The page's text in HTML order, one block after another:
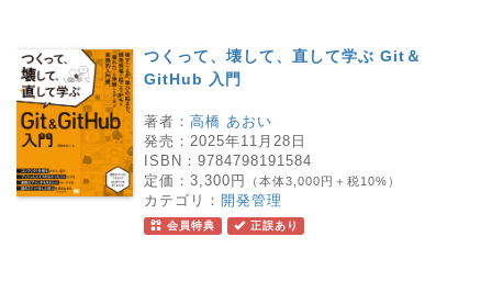
つくって、壊して、直して学ぶ Git＆
GitHub 入門
著者： 高橋 あおい
発売： 2025年11月28日
ISBN： 9784798191584
定価： 3,300円 （本体3,000円＋税10%）
カテゴリ： 開発管理
会員特典 正誤あり